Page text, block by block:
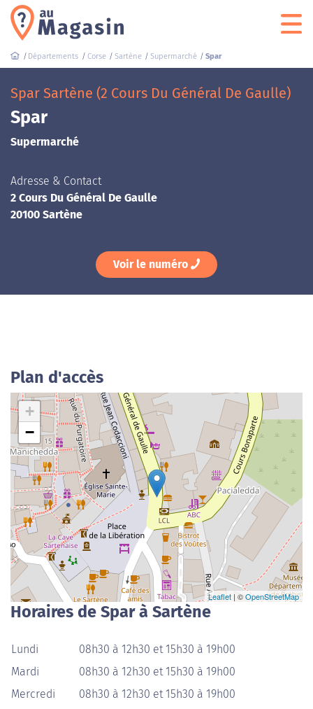
Départements Corse Sartène Supermarché Spar
Spar Sartène (2 Cours Du Général De Gaulle)
Spar
Supermarché
Adresse & Contact
2 Cours Du Général De Gaulle
20100 Sartène
Voir le numéro
Plan d'accès
+
−
Leaflet | ©OpenStreetMap
Horaires de Spar à Sartène
Lundi
08h30 à 12h30 et 15h30 à 19h00
Mardi
08h30 à 12h30 et 15h30 à 19h00
Mercredi
08h30 à 12h30 et 15h30 à 19h00